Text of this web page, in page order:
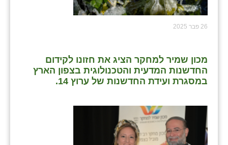
26 פבר 2025
מכון שמיר למחקר הציג את חזונו לקידום
החדשנות המדעית והטכנולוגית בצפון הארץ
במסגרת ועידת החדשנות של ערוץ 14.